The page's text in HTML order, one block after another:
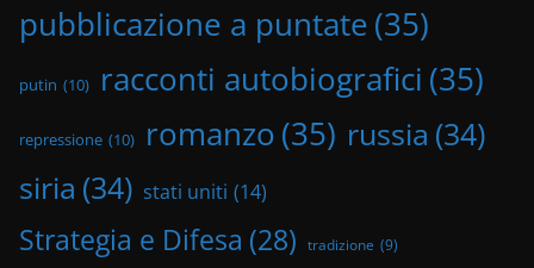
pubblicazione a puntate(35)
putin (10) racconti autobiografici (35)
repressione (10) romanzo(35) russia (34)
siria (34) stati uniti (14)
Strategia e Difesa (28) tradizione (9)